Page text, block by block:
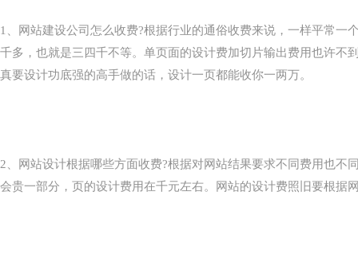
1、网站建设公司怎么收费?根据行业的通俗收费来说，一样平常
千多，也就是三四千不等。单页面的设计费加切片输出费用也许不
真要设计功底强的高手做的话，设计一页都能收你一两万。
2、网站设计根据哪些方面收费?根据对网站结果要求不同费用也
会贵一部分，页的设计费用在千元左右。网站的设计费照旧要根